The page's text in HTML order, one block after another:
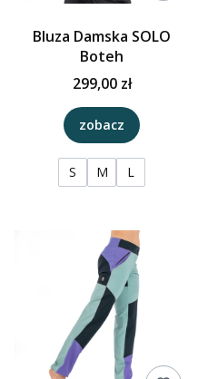
Bluza Damska SOLO
Boteh
299,00 zł
zobacz
S M L